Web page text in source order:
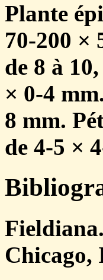
Plante
70-200 ×
de 8 à
× 0-4
8 mm.
de 4-5 ×
Chicago,